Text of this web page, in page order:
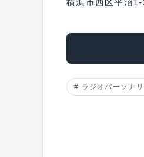
ラジオパーソナリ